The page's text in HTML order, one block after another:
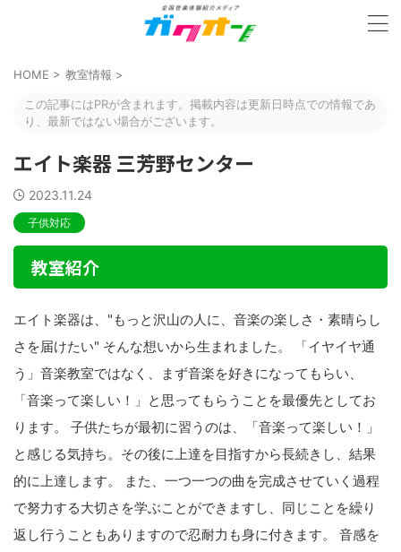
HOME > 教室情報 >
この記事にはPRが含まれます。掲載内容は更新日時点での情報であ
り、最新ではない場合がございます。
エイト楽器 三芳野センター
2023.11.24
子供対応
教室紹介
エイト楽器は、"もっと沢山の人に、音楽の楽しさ・素晴らし
さを届けたい" そんな想いから生まれました。 「イヤイヤ通
う」音楽教室ではなく、まず音楽を好きになってもらい、
「音楽って楽しい！」と思ってもらうことを最優先としてお
ります。 子供たちが最初に習うのは、「音楽って楽しい！」
と感じる気持ち。その後に上達を目指すから長続きし、結果
的に上達します。 また、一つ一つの曲を完成させていく過程
で努力する大切さを学ぶことができますし、同じことを繰り
返し行うこともありますので忍耐力も身に付きます。 音感を